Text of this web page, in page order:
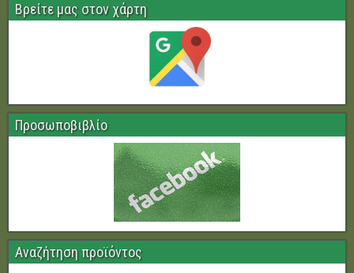
Βρείτε μας στον χάρτη
Προσωποβιβλίο
Αναζήτηση προϊόντος